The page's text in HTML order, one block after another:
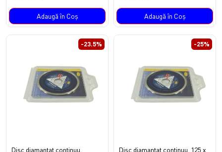
Adaugă în Coş Adaugă în Coş
-23.5%
Disc diamantat continuu,
-25%
Disc diamantat continuu, 125 x